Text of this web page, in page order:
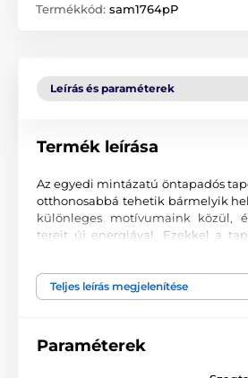
Termékkód: sam1764pP
Leírás és paraméterek
Termék leírása
Az egyedi mintázatú öntapadós
otthonosabbá tehetik bármelyik
különleges motívumaink közül,
tereit új energiával. Ezekkel a
Precíz nyomtatási minőség
felületű anyagra nyomtatjuk. A
Teljes leírás megjelenítése
Paraméterek